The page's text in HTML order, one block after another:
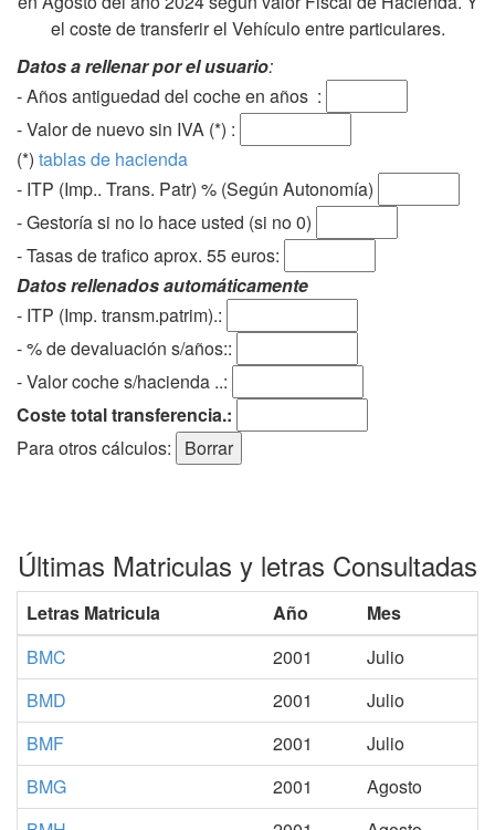
el coste de transferir el Vehículo entre particulares.
Datos a rellenar por el usuario:
- Años antiguedad del coche en años :
- Valor de nuevo sin IVA (*) :
(*) tablas de hacienda
- ITP (Imp.. Trans. Patr) % (Según Autonomía)
- Gestoría si no lo hace usted (si no 0)
-Tasas de trafico aprox. 55 euros:
Datos rellenados automáticamente
- ITP (Imp. transm.patrim).:
- % de devaluación s/años::
- Valor coche s/hacienda ..:
Coste total transferencia.:
Para otros cálculos:
Últimas Matriculas y letras Consultadas
Letras Matricula Año
Mes
BMC
2001
Julio
BMD
2001
Julio
BMF
2001
Julio
BMG
2001
Agosto